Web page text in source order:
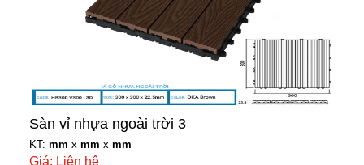
Sàn vỉ nhựa ngoài trời 3
KT: mm x mm x mm
Giá: Liên hệ